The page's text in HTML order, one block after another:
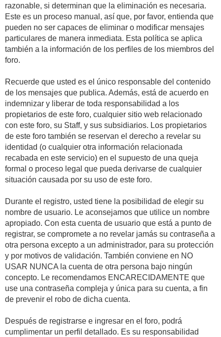
razonable, si determinan que la eliminación es necesaria.
Este es un proceso manual, así que, por favor, entienda que
pueden no ser capaces de eliminar o modificar mensajes
particulares de manera inmediata. Esta política se aplica
también a la información de los perfiles de los miembros del
foro.
Recuerde que usted es el único responsable del contenido
de los mensajes que publica. Además, está de acuerdo en
indemnizar y liberar de toda responsabilidad a los
propietarios de este foro, cualquier sitio web relacionado
con este foro, su Staff, y sus subsidiarios. Los propietarios
de este foro también se reservan el derecho a revelar su
identidad (o cualquier otra información relacionada
recabada en este servicio) en el supuesto de una queja
formal o proceso legal que pueda derivarse de cualquier
situación causada por su uso de este foro.
Durante el registro, usted tiene la posibilidad de elegir su
nombre de usuario. Le aconsejamos que utilice un nombre
apropiado. Con esta cuenta de usuario que está a punto de
registrar, se compromete a no revelar jamás su contraseña a
otra persona excepto a un administrador, para su protección
y por motivos de validación. También conviene en NO
USAR NUNCA la cuenta de otra persona bajo ningún
concepto. Le recomendamos ENCARECIDAMENTE que
use una contraseña compleja y única para su cuenta, a fin
de prevenir el robo de dicha cuenta.
Después de registrarse e ingresar en el foro, podrá
cumplimentar un perfil detallado. Es su responsabilidad